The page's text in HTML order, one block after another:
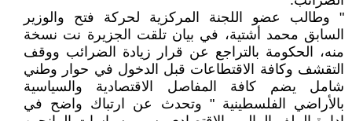
" وطالب عضو اللجنة المركزية لحركة فتح والوزير
السابق محمد أشتية، في بيان تلقت الجزيرة نت نسخة
منه، الحكومة بالتراجع عن قرار زيادة الضرائب ووقف
التقشف وكافة الاقتطاعات قبل الدخول في حوار وطني
شامل يضم كافة المفاصل الاقتصادية والسياسية
بالأراضي الفلسطينية " وتحدث عن ارتباك واضح في